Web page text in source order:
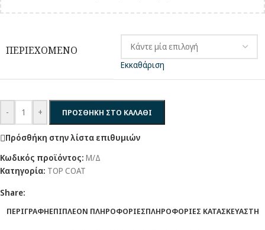
ΠΕΡΙΕΧΟΜΕΝΟ
Εκκαθάριση
- + ΠΡΟΣΘΗΚΗ ΣΤΟ ΚΑΛΑΘΙ
Πρόσθήκη στην λίστα επιθυμιών
Κωδικός προϊόντος: Μ/Δ
Κατηγορία: TOP COAT
Share:
ΠΕΡΙΓΡΑΦΗΕΠΙΠΛΕΟΝ ΠΛΗΡΟΦΟΡΙΕΣΠΛΗΡΟΦΟΡΙΕΣ ΚΑΤΑΣΚΕΥΑΣΤΗ